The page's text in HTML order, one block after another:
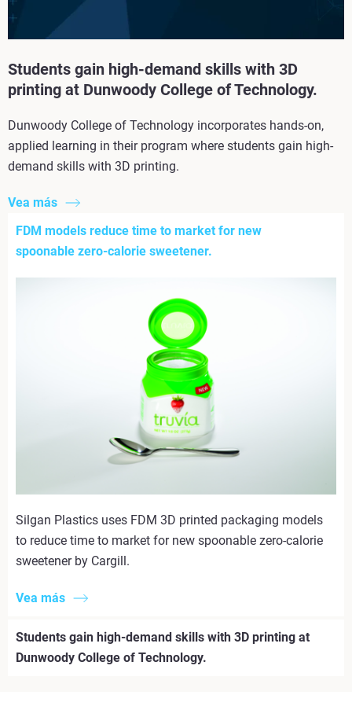
Students gain high-demand skills with 3D
printing at Dunwoody College of Technology.
Dunwoody College of Technology incorporates hands-on,
applied learning in their program where students gain high-
demand skills with 3D printing.
Vea más
FDM models reduce time to market for new
spoonable zero-calorie sweetener.
Silgan Plastics uses FDM 3D printed packaging models
to reduce time to market for new spoonable zero-calorie
sweetener by Cargill.
Vea más
Students gain high-demand skills with 3D printing at
Dunwoody College of Technology.